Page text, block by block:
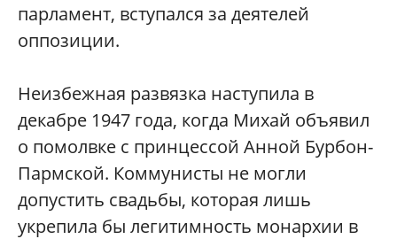
парламент, вступался за деятелей
оппозиции.
Неизбежная развязка наступила в
декабре 1947 года, когда Михай объявил
о помолвке с принцессой Анной Бурбон-
Пармской. Коммунисты не могли
допустить свадьбы, которая лишь
укрепила бы легитимность монархии в